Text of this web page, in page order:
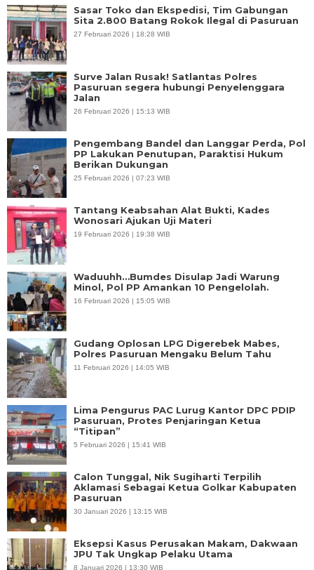
Sasar Toko dan Ekspedisi, Tim Gabungan
Sita 2.800 Batang Rokok Ilegal di Pasuruan
27 Februari 2026 | 18:28 WIB
Surve Jalan Rusak! Satlantas Polres
Pasuruan segera hubungi Penyelenggara
Jalan
26 Februari 2026 | 15:13 WIB
Pengembang Bandel dan Langgar Perda, Pol
PP Lakukan Penutupan, Paraktisi Hukum
Berikan Dukungan
25 Februari 2026 | 07:23 WIB
Tantang Keabsahan Alat Bukti, Kades
Wonosari Ajukan Uji Materi
19 Februari 2026 | 19:38 WIB
Waduuhh…Bumdes Disulap Jadi Warung
Minol, Pol PP Amankan 10 Pengelolah.
16 Februari 2026 | 15:05 WIB
Gudang Oplosan LPG Digerebek Mabes,
Polres Pasuruan Mengaku Belum Tahu
11 Februari 2026 | 14:05 WIB
Lima Pengurus PAC Lurug Kantor DPC PDIP
Pasuruan, Protes Penjaringan Ketua
“Titipan”
5 Februari 2026 | 15:41 WIB
Calon Tunggal, Nik Sugiharti Terpilih
Aklamasi Sebagai Ketua Golkar Kabupaten
Pasuruan
30 Januari 2026 | 13:15 WIB
Eksepsi Kasus Perusakan Makam, Dakwaan
JPU Tak Ungkap Pelaku Utama
8 Januari 2026 | 13:30 WIB